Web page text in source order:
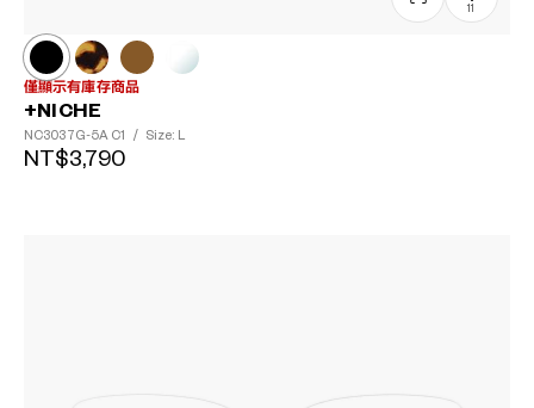
11
僅顯示有庫存商品
+NICHE
NC3037G-5A C1 / Size: L
NT$3,790